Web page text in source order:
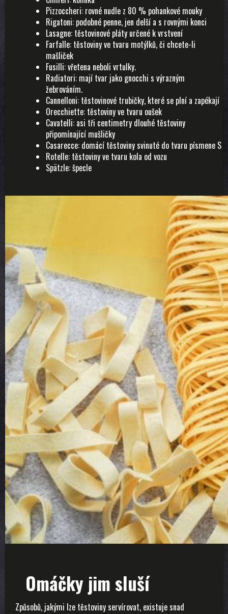
Pizzoccheri: rovné nudle z 80 % pohankové mouky
Rigatoni: podobné penne, jen delší a s rovnými konci
Lasagne: těstovinové pláty určené k vrstvení
Farfalle: těstoviny ve tvaru motýlků, či chcete-li
mašliček
Fusilli: vřetena neboli vrtulky.
Radiatori: mají tvar jako gnocchi s výrazným
žebrováním.
Cannelloni: těstovinové trubičky, které se plní a zapékají
Orecchiette: těstoviny ve tvaru oušek
Cavatelli: asi tři centimetry dlouhé těstoviny
připomínající mušličky
Casarecce: domácí těstoviny svinuté do tvaru písmene S
Rotelle: těstoviny ve tvaru kola od vozu
Spätzle: špecle
Omáčky jim sluší
Způsobů, jakými lze těstoviny servírovat, existuje snad